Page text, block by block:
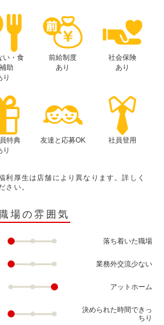
い・食
助
り
前給制度
あり
社会保険
あり
特典
り
友達と応募OK 社員登用
厚生は店舗により異なります。詳しく
さい。
場の雰囲気
落ち着いた職場
業務外交流少ない
アットホーム
決められた時間できっ
ちり